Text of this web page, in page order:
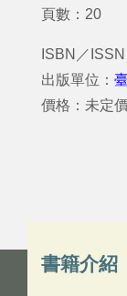
頁數：20
ISBN／ISSN
出版單位：
價格：未定
書籍介紹